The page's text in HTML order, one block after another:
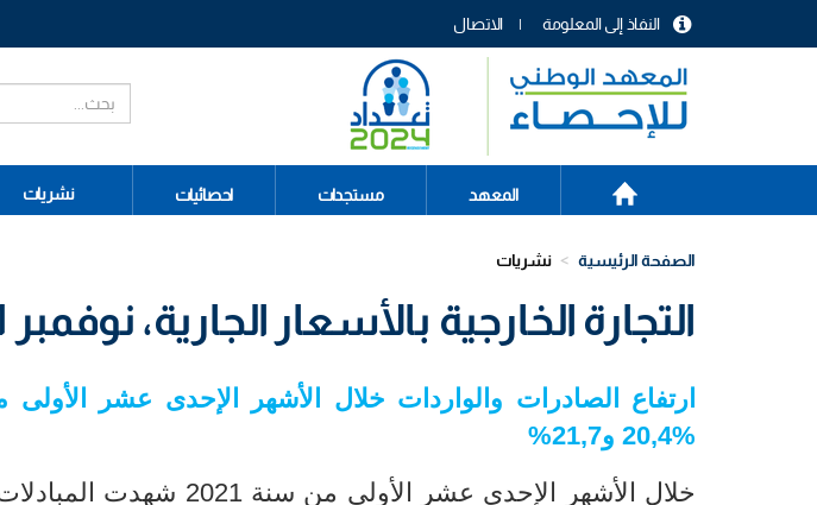
menu
header
الاتصال النفاذ إلى المعلومة
Main
navigation
الرئيسية
المعهد مستجدات احصائيات نشريات
الصفحة الرئيسية نشريات
التجارة الخارجية بالأسعار الجارية، نوفمبر 2021
ارتفاع الصادرات والواردات خلال الأشهر الإحدى عشر الأولى من سنة 2021
20,4% و21,7%
خلال الأشهر الإحدى عشر الأولى
من سنة 2021 شهدت